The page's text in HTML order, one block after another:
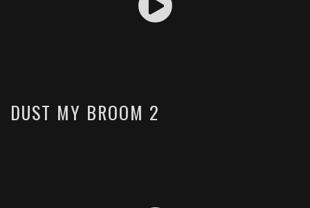
DUST MY BROOM 2